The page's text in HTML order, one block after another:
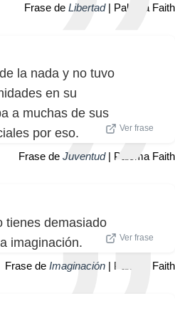
Frase de Libertad| Paloma Faith
la nada y no tuvo
en su
a muchas de sus
por eso.
Ver frase
Frase de Juventud| Paloma Faith
tienes demasiado
imaginación.
Ver frase
Frase de Imaginación | Paloma Faith